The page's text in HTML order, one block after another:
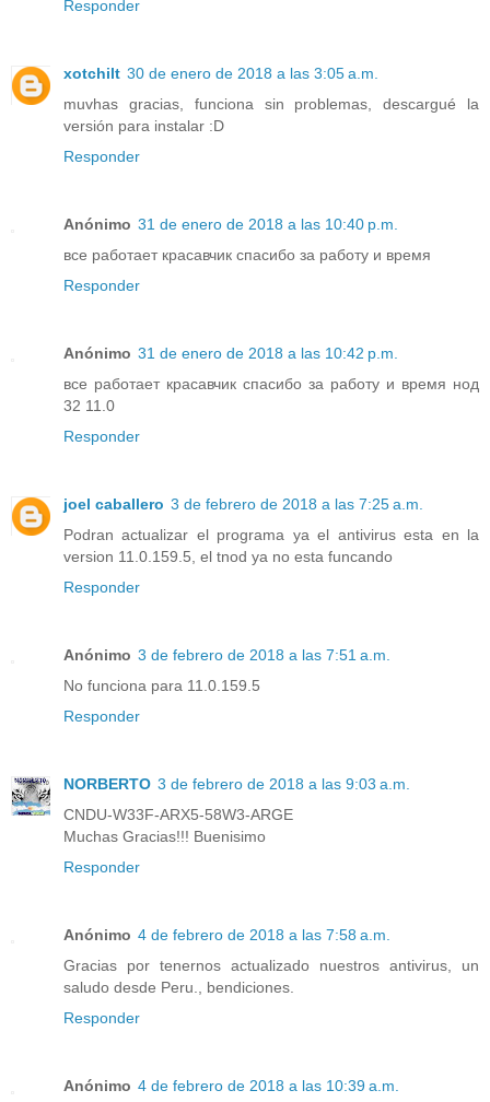
Responder
xotchilt 30 de enero de 2018 a las 3:05 a.m.
muvhas gracias, funciona sin problemas, descargué la
versión para instalar :D
Responder
Anónimo 31 de enero de 2018 a las 10:40 p.m.
все работает красавчик спасибо за работу и время
Responder
Anónimo 31 de enero de 2018 a las 10:42 p.m.
все работает красавчик спасибо за работу и время нод
32 11.0
Responder
joel caballero 3 de febrero de 2018 a las 7:25 a.m.
Podran actualizar el programa ya el antivirus esta en la
version 11.0.159.5, el tnod ya no esta funcando
Responder
Anónimo 3 de febrero de 2018 a las 7:51 a.m.
No funciona para 11.0.159.5
Responder
NORBERTO 3 de febrero de 2018 a las 9:03 a.m.
CNDU-W33F-ARX5-58W3-ARGE
Muchas Gracias!!! Buenisimo
Responder
Anónimo 4 de febrero de 2018 a las 7:58 a.m.
Gracias por tenernos actualizado nuestros antivirus, un
saludo desde Peru., bendiciones.
Responder
Anónimo 4 de febrero de 2018 a las 10:39 a.m.